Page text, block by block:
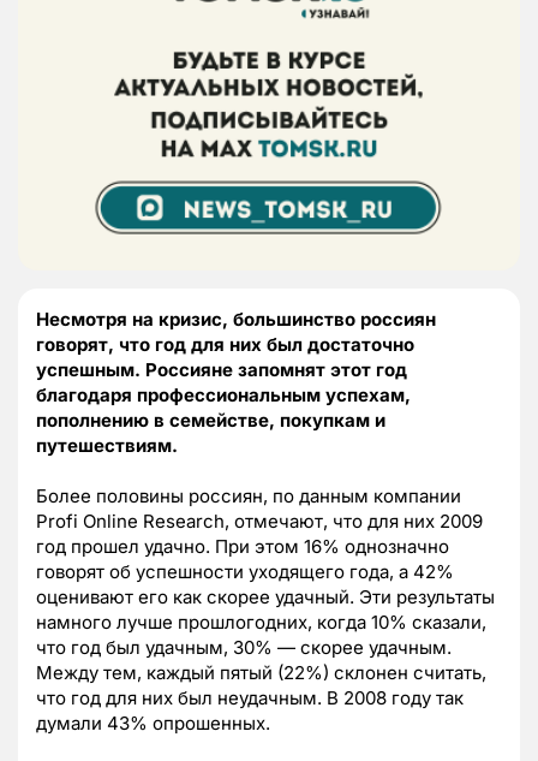
Несмотря на кризис, большинство россиян
говорят, что год для них был достаточно
успешным. Россияне запомнят этот год
благодаря профессиональным успехам,
пополнению в семействе, покупкам и
путешествиям.
Более половины россиян, по данным компании
Profi Online Research, отмечают, что для них 2009
год прошел удачно. При этом 16% однозначно
говорят об успешности уходящего года, а 42%
оценивают его как скорее удачный. Эти результаты
намного лучше прошлогодних, когда 10% сказали,
что год был удачным, 30% — скорее удачным.
Между тем, каждый пятый (22%) склонен считать,
что год для них был неудачным. В 2008 году так
думали 43% опрошенных.